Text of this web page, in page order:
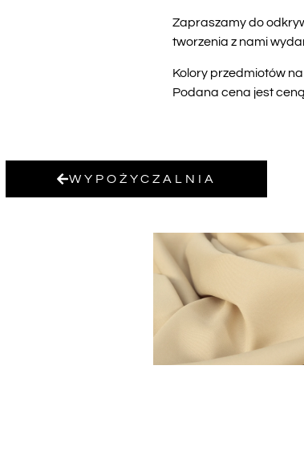
Zapraszamy do
tworzenia z nami
Kolory przedmiotów
Podana cena jest
WYPOŻYCZALNIA